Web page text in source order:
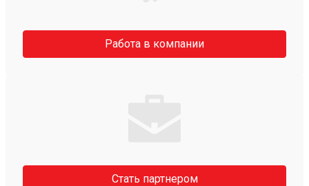
Работа в компании
Стать партнером